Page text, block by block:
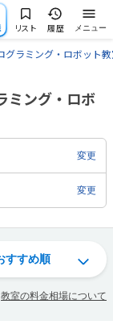
リスト 履歴 メニュー
グラミング・ロボット
ミング・ロボ
変更
変更
教室の料金相場について